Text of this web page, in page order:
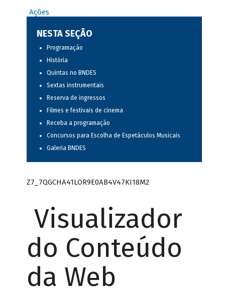
Ações
NESTA SEÇÃO
Programação
História
Quintas no BNDES
Sextas instrumentais
Reserva de ingressos
Filmes e festivais de cinema
Receba a programação
Concursos para Escolha de Espetáculos Musicais
Galeria BNDES
Z7_7QGCHA41LOR9E0AB4V47KI18M2
Visualizador
do Conteúdo
da Web